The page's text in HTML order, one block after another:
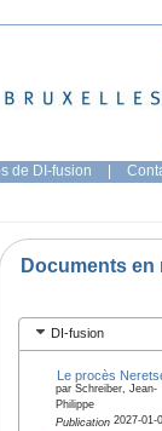
de DI-fusion |
Documents en
DI-fusion
Le procès
par Schreiber, Jean-
Philippe
Publication2027-01-